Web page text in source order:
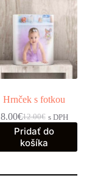
Hrnček s fotkou
12.00€
8.00€ s DPH
Pridať do
košíka